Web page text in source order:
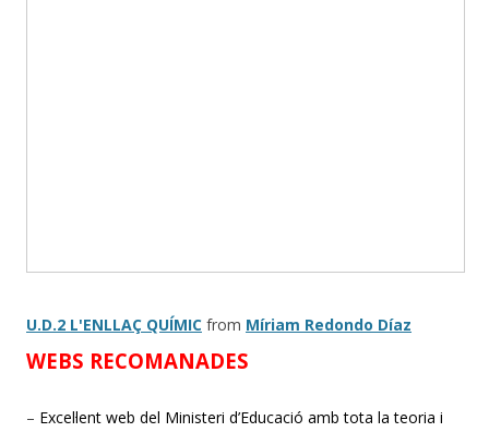
U.D.2 L'ENLLAÇ QUÍMIC from Míriam Redondo Díaz
WEBS RECOMANADES
– Excel·lent web del Ministeri d’Educació amb tota la teoria i